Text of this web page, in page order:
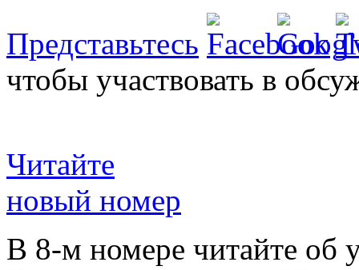
Представьтесь
чтобы участвовать в
Читайте
новый номер
В 8-м номере читайте об